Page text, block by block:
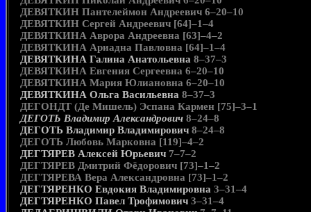
ДЕВЯТКИН Пантелеймон Андреевич 6–20–10
ДЕВЯТКИН Сергей Андреевич [64]–1–4
ДЕВЯТКИНА Аврора Андреевна [63]–4–2
ДЕВЯТКИНА Ариадна Павловна [64]–1–4
ДЕВЯТКИНА Галина Анатольевна 8–37–3
ДЕВЯТКИНА Евгения Сергеевна 6–20–10
ДЕВЯТКИНА Мария Юлиановна 6–20–10
ДЕВЯТКИНА Ольга Васильевна 8–37–3
ДЕГОНДТ (Де Мишель) Эспана Кармен [75]–3–1
ДЕГОТЬ Владимир Александрович 8–24–8
ДЕГОТЬ Владимир Владимирович 8–24–8
ДЕГОТЬ Любовь Марковна [119]–4–2
ДЕГТЯРЕВ Алексей Юрьевич 7–7–2
ДЕГТЯРЕВ Дмитрий Фёдорович [73]–1–2
ДЕГТЯРЕВА Вера Александровна [73]–1–2
ДЕГТЯРЕНКО Евдокия Владимировна 3–31–4
ДЕГТЯРЕНКО Павел Трофимович 3–31–4